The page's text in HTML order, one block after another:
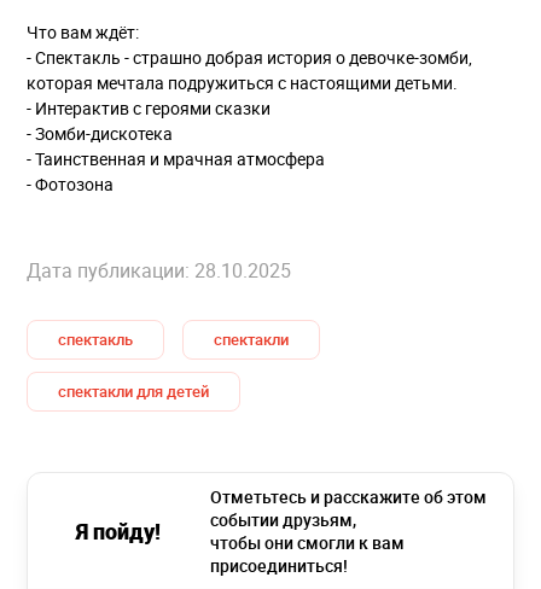
Что вам ждёт:
- Спектакль - страшно добрая история о девочке-зомби,
которая мечтала подружиться с настоящими детьми.
- Интерактив с героями сказки
- Зомби-дискотека
- Таинственная и мрачная атмосфера
- Фотозона
Дата публикации: 28.10.2025
спектакль спектакли
спектакли для детей
Я пойду!
Отметьтесь и расскажите об этом
событии друзьям,
чтобы они смогли к вам
присоединиться!